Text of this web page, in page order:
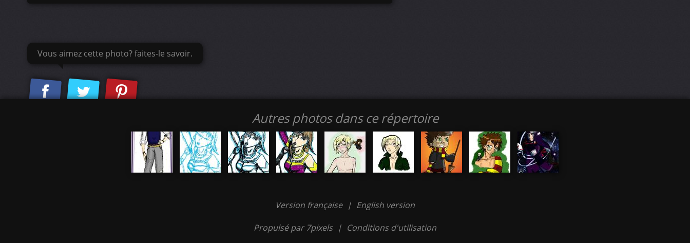
Vous aimez cette photo? faites-le savoir.
Autres photos dans ce répertoire
Version française | English version
Propulsé par 7pixels | Conditions d'utilisation